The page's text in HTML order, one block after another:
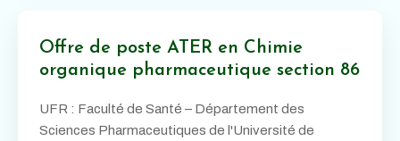
Offre de poste ATER en Chimie
organique pharmaceutique section 86
UFR : Faculté de Santé – Département des
Sciences Pharmaceutiques de l'Université de